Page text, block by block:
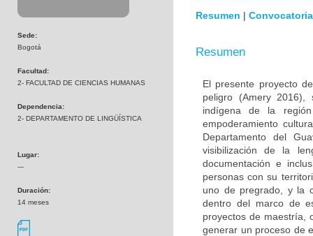
Sede:
Bogotá
Facultad:
2- FACULTAD DE CIENCIAS HUMANAS
Dependencia:
2- DEPARTAMENTO DE LINGÜÍSTICA
Lugar:
---
Duración:
14 meses
Resumen | Convocatoria
Resumen
El presente proyecto
peligro (Amery
indígena de la
empoderamiento
Departamento del
visibilización de la
documentación e
personas con su
uno de pregrado, y la
dentro del marco de
proyectos de maestría,
generar un proceso de